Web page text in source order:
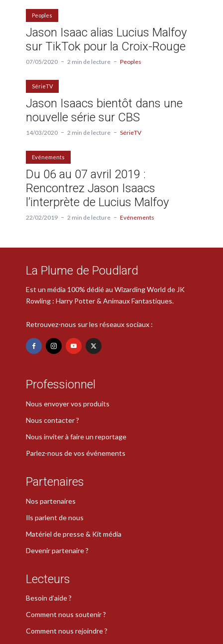
Peoples
Jason Isaac alias Lucius Malfoy
sur TikTok pour la Croix-Rouge
07/05/2020 2 min de lecture Peoples
SérieTV
Jason Isaacs bientôt dans une
nouvelle série sur CBS
14/03/2020 2 min de lecture SérieTV
Evénements
Du 06 au 07 avril 2019 :
Rencontrez Jason Isaacs
l’interprète de Lucius Malfoy
22/02/2019 2 min de lecture Evénements
La Plume de Poudlard
Est un média 100% dédié au Wizarding World de JK
Rowling : Harry Potter & Animaux Fantastiques.
Retrouvez-nous sur les réseaux sociaux :
Professionnel
Nous envoyer vos produits
Nous contacter ?
Nous inviter à faire un reportage
Parlez-nous de vos événements
Partenaires
Nos partenaires
Ils parlent de nous
Matériel de presse & Kit média
Devenir partenaire ?
Lecteurs
Besoin d’aide ?
Comment nous soutenir ?
Comment nous rejoindre ?